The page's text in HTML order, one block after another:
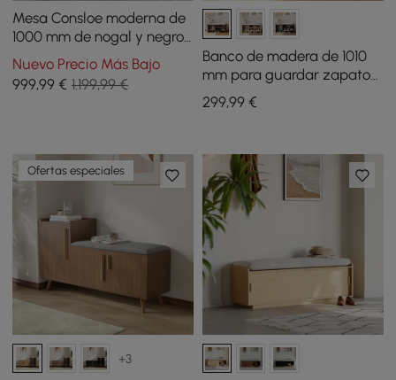
Mesa Consloe moderna de
1000 mm de nogal y negro
con cajones
Nuevo Precio Más Bajo
999,99 € 1.199,99 €
Banco de madera de 1010
mm para guardar zapatos,
tapizado en piel
299,99€
Ofertas especiales
+3